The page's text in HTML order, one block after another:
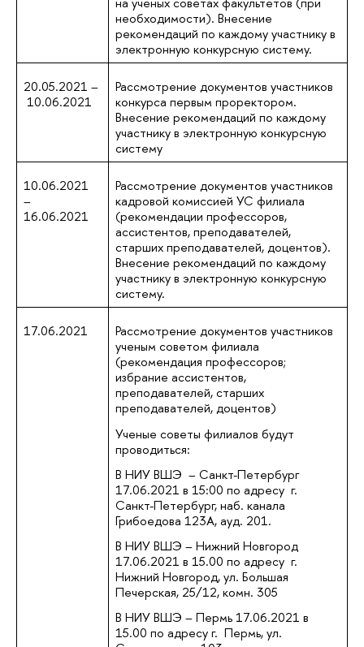
необходимости). Внесение
рекомендаций по каждому участнику в
электронную конкурсную систему.
20.05.2021 –
10.06.2021
Рассмотрение документов участников
конкурса первым проректором.
Внесение рекомендаций по каждому
участнику в электронную конкурсную
систему
10.06.2021
–
16.06.2021
Рассмотрение документов участников
кадровой комиссией УС филиала
(рекомендации профессоров,
ассистентов, преподавателей,
старших преподавателей, доцентов).
Внесение рекомендаций по каждому
участнику в электронную конкурсную
систему.
17.06.2021
Рассмотрение документов участников
ученым советом филиала
(рекомендация профессоров;
избрание ассистентов,
преподавателей, старших
преподавателей, доцентов)
Ученые советы филиалов будут
проводиться:
В НИУ ВШЭ – Санкт-Петербург
17.06.2021 в 15:00 по адресу г.
Санкт-Петербург, наб. канала
Грибоедова 123А, ауд. 201.
В НИУ ВШЭ – Нижний Новгород
17.06.2021 в 15.00 по адресу г.
Нижний Новгород, ул. Большая
Печерская, 25/12, комн. 305
В НИУ ВШЭ – Пермь 17.06.2021 в
15.00 по адресу г. Пермь, ул.